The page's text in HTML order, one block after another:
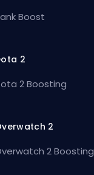
Boost
2
2 Boosting
2
2 Boosting